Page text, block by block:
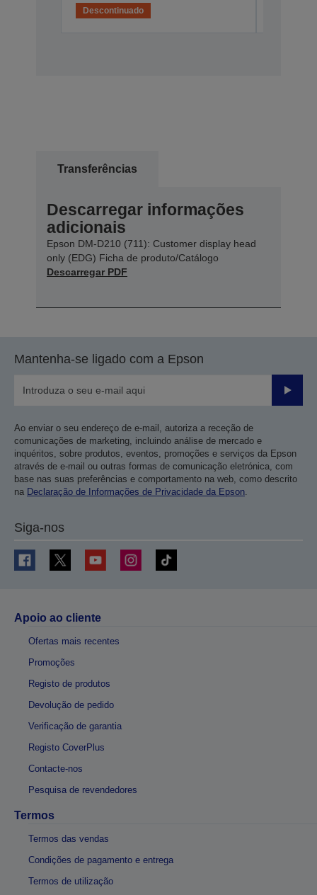
Descontinuado
Transferências
Descarregar informações
adicionais
Epson DM-D210 (711): Customer display head
only (EDG) Ficha de produto/Catálogo
Descarregar PDF
Mantenha-se ligado com a Epson
Enviar
Ao enviar o seu endereço de e-mail, autoriza a receção de
comunicações de marketing, incluindo análise de mercado e
inquéritos, sobre produtos, eventos, promoções e serviços da Epson
através de e-mail ou outras formas de comunicação eletrónica, com
base nas suas preferências e comportamento na web, como descrito
na Declaração de Informações de Privacidade da Epson
Siga-nos
Apoio ao cliente
Ofertas mais recentes
Promoções
Registo de produtos
Devolução de pedido
Verificação de garantia
Registo CoverPlus
Contacte-nos
Pesquisa de revendedores
Termos
Termos das vendas
Condições de pagamento e entrega
Termos de utilização